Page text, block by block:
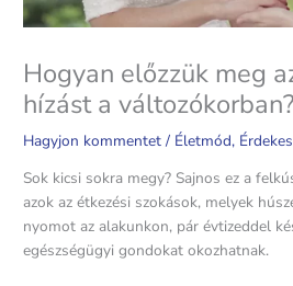
Hogyan előzzük meg
hízást a változókorban?
Hagyjon kommentet / Életmód,
Sok kicsi sokra megy? Sajnos ez a
azok az étkezési szokások, melyek
nyomot az alakunkon, pár évtizeddel
egészségügyi gondokat okozhatnak.